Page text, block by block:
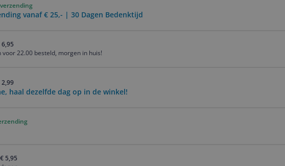
vanaf € 25,- | 30 Dagen Bedenktijd
voor 22.00 besteld, morgen in huis!
2,99
haal dezelfde dag op in de winkel!
5,95